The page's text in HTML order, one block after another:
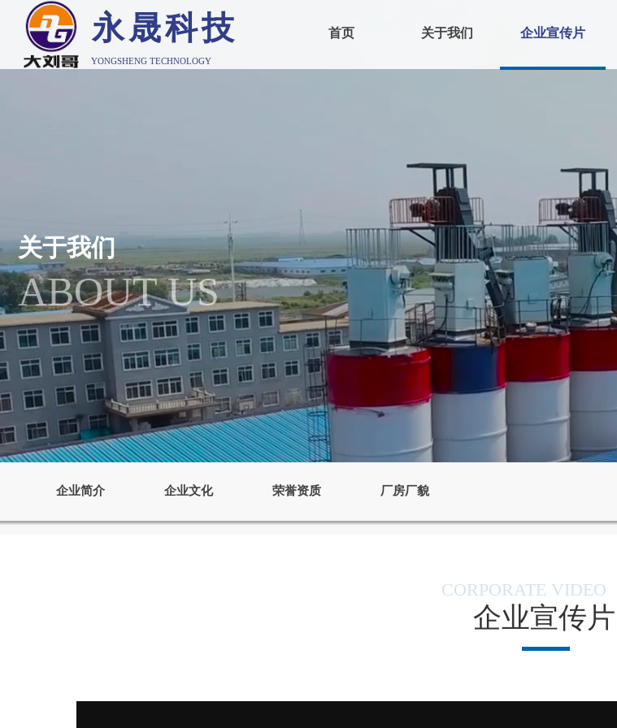
关于我们
ABOUT US
永晟科技 首页 关于我们 企业宣传片
YONGSHENG TECHNOLOGY
企业简介 企业文化 荣誉资质 厂房厂貌
CORPORATE VIDEO
企业宣传片